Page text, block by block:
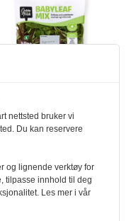
mix
nettsted bruker vi
Du kan reservere
og lignende verktøy for
tilpasse innhold til deg
Les mer i vår